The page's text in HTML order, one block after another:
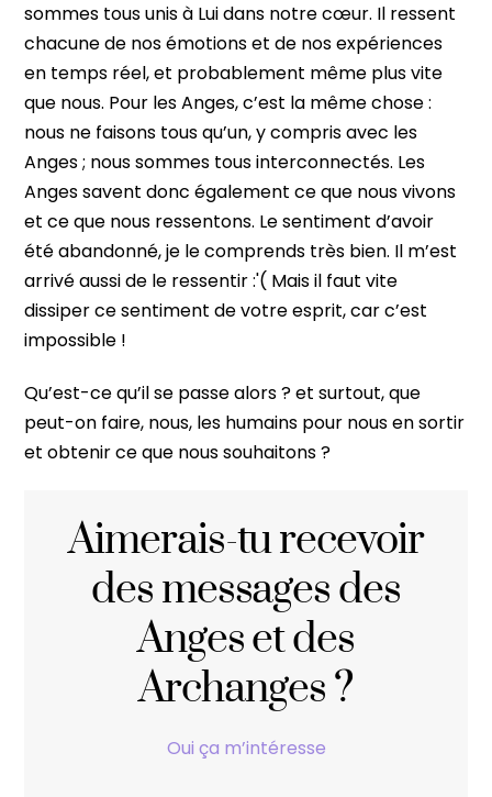
sommes tous unis à Lui dans notre cœur. Il ressent
chacune de nos émotions et de nos expériences
en temps réel, et probablement même plus vite
que nous. Pour les Anges, c’est la même chose :
nous ne faisons tous qu’un, y compris avec les
Anges ; nous sommes tous interconnectés. Les
Anges savent donc également ce que nous vivons
et ce que nous ressentons. Le sentiment d’avoir
été abandonné, je le comprends très bien. Il m’est
arrivé aussi de le ressentir :'( Mais il faut vite
dissiper ce sentiment de votre esprit, car c’est
impossible !
Qu’est-ce qu’il se passe alors ? et surtout, que
peut-on faire, nous, les humains pour nous en sortir
et obtenir ce que nous souhaitons ?
Aimerais-tu recevoir
des messages des
Anges et des
Archanges ?
Oui ça m’intéresse